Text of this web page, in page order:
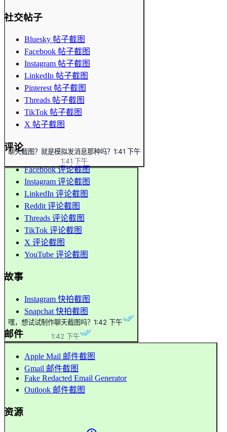
聊天截图？就是模拟发消息那种吗？ 1:41 下午
1:41 下午
嘿，想试试制作聊天截图吗？ 1:42 下午
1:42 下午
社交帖子
Bluesky 帖子截图
Facebook 帖子截图
Instagram 帖子截图
LinkedIn 帖子截图
Pinterest 帖子截图
Threads 帖子截图
TikTok 帖子截图
X 帖子截图
评论
Facebook 评论截图
Instagram 评论截图
LinkedIn 评论截图
Reddit 评论截图
Threads 评论截图
TikTok 评论截图
X 评论截图
YouTube 评论截图
故事
Instagram 快拍截图
Snapchat 快拍截图
邮件
Apple Mail 邮件截图
Gmail 邮件截图
Fake Redacted Email Generator
Outlook 邮件截图
资源